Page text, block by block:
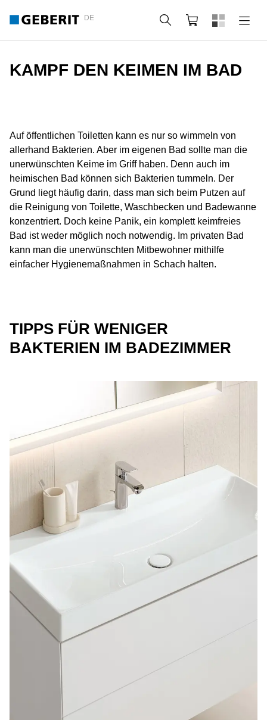
DE Suche Webshop
KAMPF DEN KEIMEN IM BAD
Auf öffentlichen Toiletten kann es nur so wimmeln von
allerhand Bakterien. Aber im eigenen Bad sollte man die
unerwünschten Keime im Griff haben. Denn auch im
heimischen Bad können sich Bakterien tummeln. Der
Grund liegt häufig darin, dass man sich beim Putzen auf
die Reinigung von Toilette, Waschbecken und Badewanne
konzentriert. Doch keine Panik, ein komplett keimfreies
Bad ist weder möglich noch notwendig. Im privaten Bad
kann man die unerwünschten Mitbewohner mithilfe
einfacher Hygienemaßnahmen in Schach halten.
TIPPS FÜR WENIGER
BAKTERIEN IM BADEZIMMER